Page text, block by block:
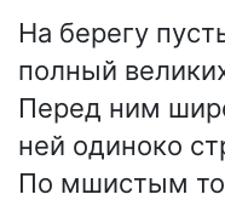
На берегу
полный
Перед ним
ней одиноко
По мшистым